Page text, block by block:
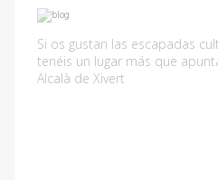
Si os gustan las escapadas
tenéis un lugar más que
Alcalà de Xivert